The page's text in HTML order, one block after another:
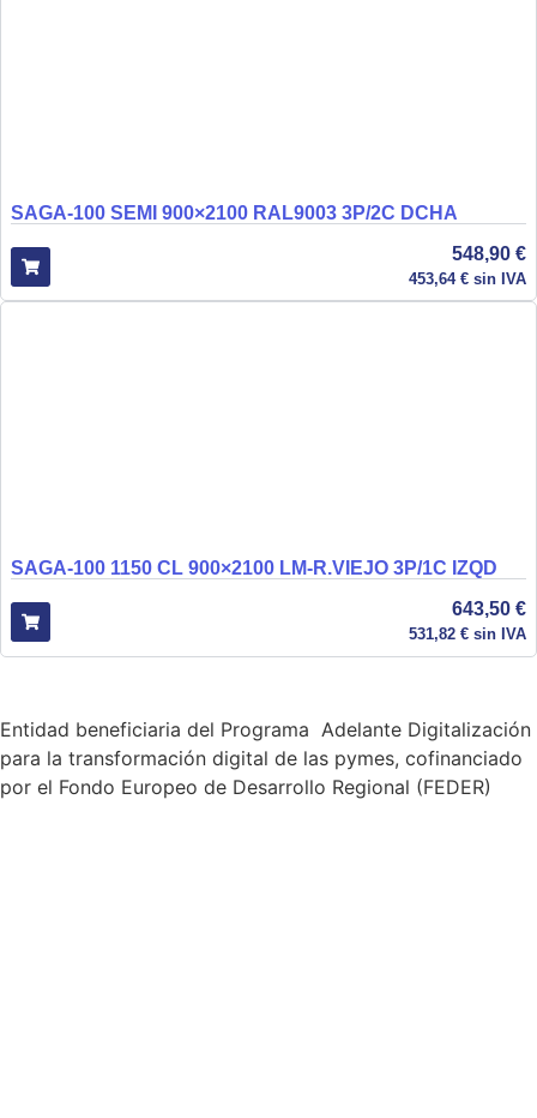
SAGA-100 SEMI 900×2100 RAL9003 3P/2C DCHA
548,90 €
453,64 € sin IVA
SAGA-100 1150 CL 900×2100 LM-R.VIEJO 3P/1C IZQD
643,50 €
531,82 € sin IVA
Entidad beneficiaria del Programa Adelante Digitalización
para la transformación digital de las pymes, cofinanciado
por el Fondo Europeo de Desarrollo Regional (FEDER)